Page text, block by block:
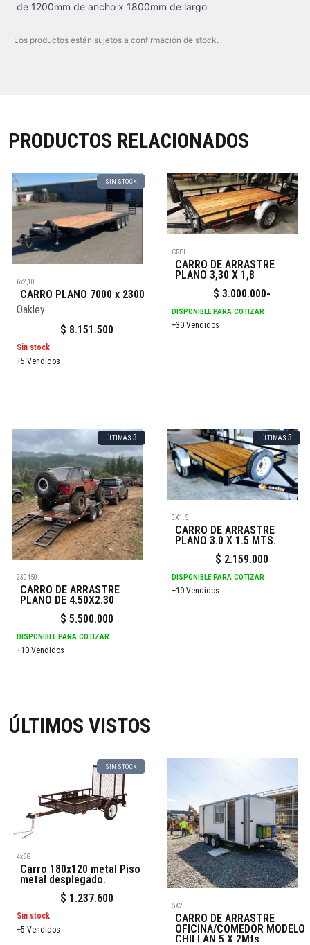
de 1200mm de ancho x 1800mm de largo
Los productos están sujetos a confirmación de stock.
PRODUCTOS RELACIONADOS
SIN STOCK
6x2,10
CARRO PLANO 7000 x 2300
Oakley
$ 8.151.500
Sin stock
+5 Vendidos
CRPL
CARRO DE ARRASTRE
PLANO 3,30 X 1,8
$3.000.000-
DISPONIBLE PARA COTIZAR
+30 Vendidos
ÚLTIMAS 3
230450.
CARRO DE ARRASTRE
PLANO DE 4.50X2.30
$5.500.000
DISPONIBLE PARA COTIZAR
+10 Vendidos
ÚLTIMAS 3
3X1.5
CARRO DE ARRASTRE
PLANO 3.0 X 1.5 MTS.
$ 2.159.000
DISPONIBLE PARA COTIZAR
+10 Vendidos
ÚLTIMOS VISTOS
SIN STOCK
4x6G
Carro 180x120 metal Piso
metal desplegado.
$ 1.237.600
Sin stock
+5 Vendidos
5X2
CARRO DE ARRASTRE
OFICINA/COMEDOR MODELO
CHILLAN 5 X 2Mts